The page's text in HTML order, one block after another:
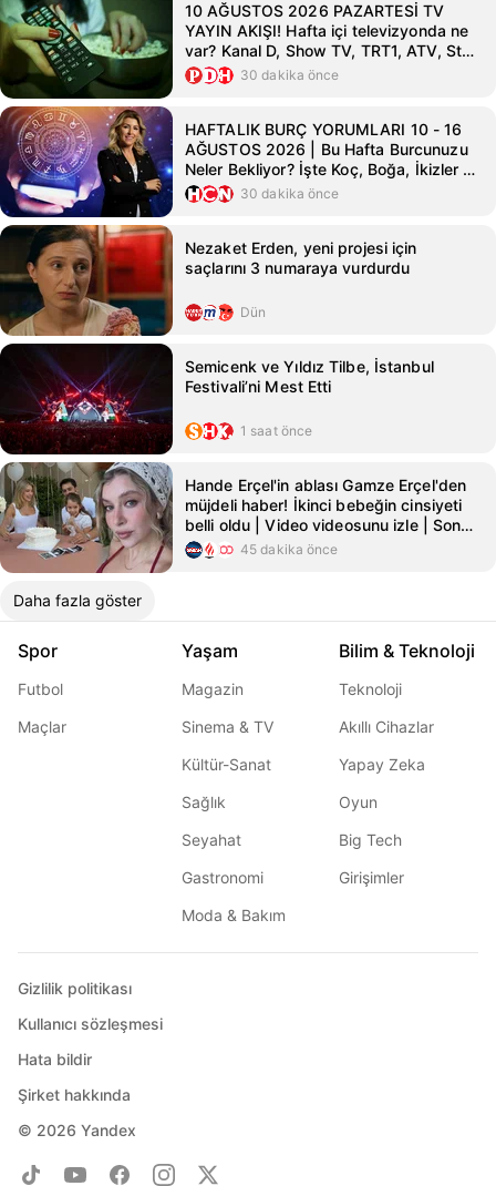
10 AĞUSTOS 2026 PAZARTESİ TV
YAYIN AKIŞI! Hafta içi televizyonda ne
var? Kanal D, Show TV, TRT1, ATV, Star
TV, Now TV, TV8 yayın akışı
30 dakika önce
HAFTALIK BURÇ YORUMLARI 10 - 16
AĞUSTOS 2026 | Bu Hafta Burcunuzu
Neler Bekliyor? İşte Koç, Boğa, İkizler ve
Diğer Burç Yorumları
30 dakika önce
Nezaket Erden, yeni projesi için
saçlarını 3 numaraya vurdurdu
Dün
Semicenk ve Yıldız Tilbe, İstanbul
Festivali’ni Mest Etti
1 saat önce
Hande Erçel'in ablası Gamze Erçel'den
müjdeli haber! İkinci bebeğin cinsiyeti
belli oldu | Video videosunu izle | Son
Dakika Haberleri
45 dakika önce
Daha fazla göster
Spor
Futbol
Maçlar
Yaşam
Magazin
Sinema & TV
Kültür-Sanat
Sağlık
Seyahat
Gastronomi
Moda & Bakım
Bilim & Teknoloji
Teknoloji
Akıllı Cihazlar
Yapay Zeka
Oyun
Big Tech
Girişimler
© 2026 Yandex
Gizlilik politikası
Kullanıcı sözleşmesi
Hata bildir
Şirket hakkında